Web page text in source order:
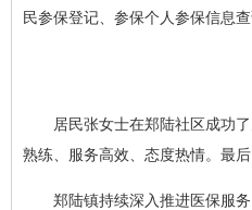
民参保登记、参保个人参保信息
居民张女士在郑陆社区成功
熟练、服务高效、态度热情。最
郑陆镇持续深入推进医保服